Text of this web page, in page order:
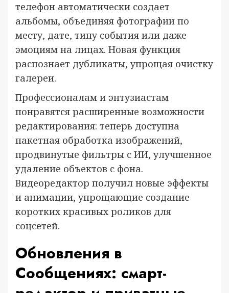
телефон автоматически создает
альбомы, объединяя фотографии по
месту, дате, типу события или даже
эмоциям на лицах. Новая функция
распознает дубликаты, упрощая очистку
галереи.
Профессионалам и энтузиастам
понравятся расширенные возможности
редактирования: теперь доступна
пакетная обработка изображений,
продвинутые фильтры с ИИ, улучшенное
удаление объектов с фона.
Видеоредактор получил новые эффекты
и анимации, упрощающие создание
коротких красивых роликов для
соцсетей.
Обновления в
Сообщениях: смарт-